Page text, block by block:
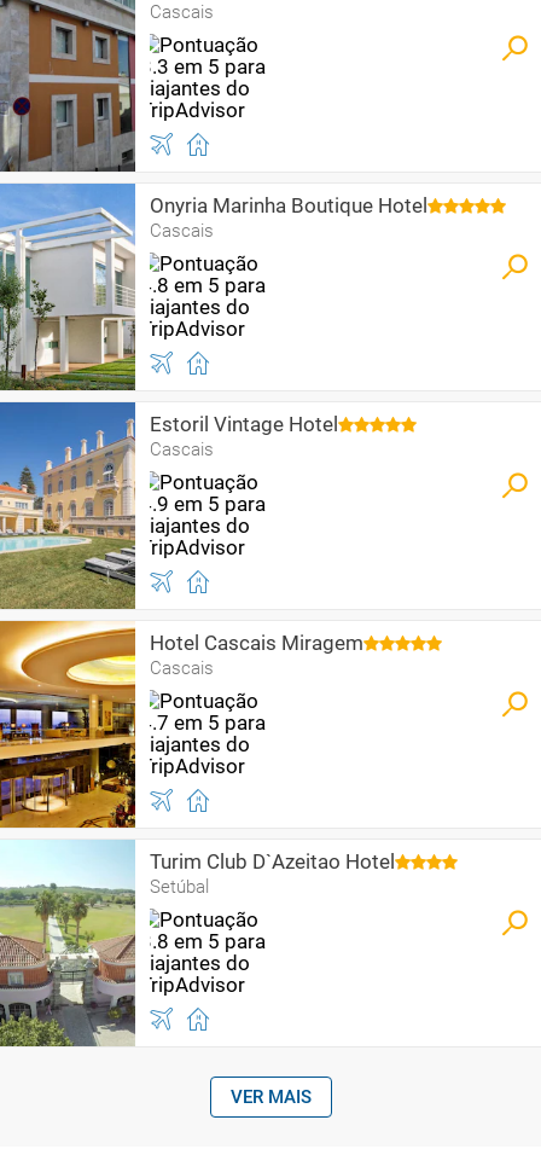
Cascais
Onyria Marinha Boutique Hotel
Cascais
Estoril Vintage Hotel
Cascais
Hotel Cascais Miragem
Cascais
Turim Club D`Azeitao Hotel
Setúbal
VER MAIS